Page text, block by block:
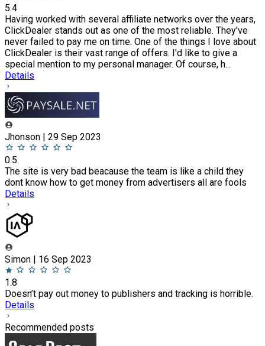
5.4
Having worked with several affiliate networks over the years,
ClickDealer stands out as one of the most reliable. They've
never failed to pay me on time. One of the things I love about
ClickDealer is their vast range of offers. I'd like to give a
special mention to my personal manager. Of course, h...
Details
Jhonson | 29 Sep 2023
0.5
The site is very bad beacause the team is like a child they
dont know how to get money from advertisers all are fools
Details
Simon | 16 Sep 2023
1.8
Doesn’t pay out money to publishers and tracking is horrible.
Details
Recommended posts